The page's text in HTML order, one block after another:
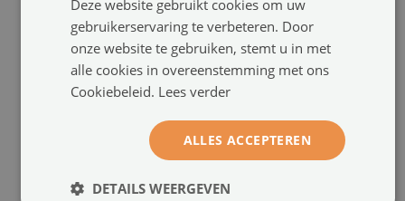
Rechthoekig tafelblad
Deze website gebruikt cookies om uw
gebruikerservaring te verbeteren. Door
onze website te gebruiken, stemt u in met
alle cookies in overeenstemming met ons
Cookiebeleid. Lees verder
ALLES ACCEPTEREN
DETAILS WEERGEVEN